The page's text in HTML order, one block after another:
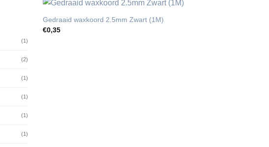
(1)
(2)
(1)
(1)
(1)
(1)
Gedraaid waxkoord 2.5mm Zwart (1M)
€0,35